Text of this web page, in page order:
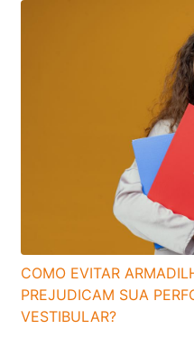
COMO EVITAR
PREJUDICAM SUA
VESTIBULAR?